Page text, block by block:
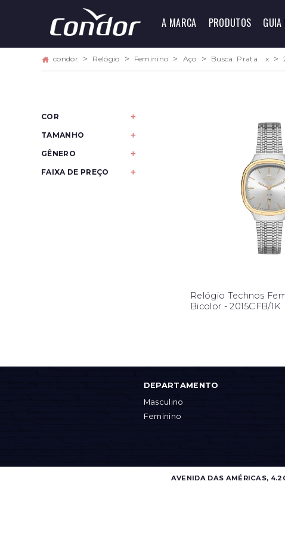
A MARCA PRODUTOS GUIA
condor Relógio Feminino Aço Busca: Prata x
COR
Bicolor
opções
TAMANHO
Pequeno
GÊNERO
Feminino
FAIXA DE PREÇO
Relógio Technos
Bicolor - 2015CFB/1K
DEPARTAMENTO
Masculino
Feminino
AVENIDA DAS AMÉRICAS,